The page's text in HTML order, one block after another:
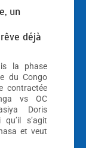
un
déjà
la phase
du Congo
contractée
vs OC
Doris
s’agit
et veut